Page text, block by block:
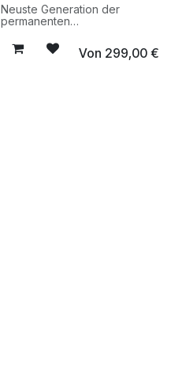
Neuste Generation der
permanenten
TIEFENGLANZ und Super-
BEADING auf Basis innovativer
Von 299,00€